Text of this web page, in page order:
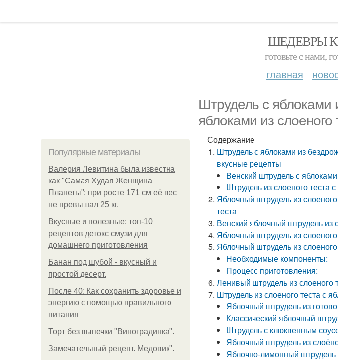
ШЕДЕВРЫ
готовьте с нами,
главная
Штрудель с яблоками
яблоками из
Популярные материалы
Валерия Левитина была известна
как "Самая Худая Женщина
Планеты": при росте 171 см её вес
не превышал 25 кг.
Вкусные и полезные: топ-10
рецептов детокс смузи для
домашнего приготовления
Банан под шубой - вкусный и
простой десерт.
После 40: Как сохранить здоровье и
энергию с помощью правильного
питания
Торт без выпечки "Виноградинка".
Замечательный рецепт. Медовик".
Содержание
Штрудель с яблоками из
вкусные рецепты
Венский штрудель с
Штрудель из слоеного теста
Яблочный штрудель из
теста
Венский яблочный штрудель из
Яблочный штрудель из
Яблочный штрудель из
Необходимые компоненты:
Процесс приготовления:
Ленивый штрудель из слоеного
Штрудель из слоеного теста с
Яблочный штрудель из
Классический яблочный
Штрудель с клюквенным
Яблочный штрудель из
Яблочно-лимонный